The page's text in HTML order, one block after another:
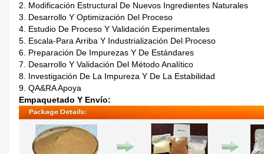
2. Modificación Estructural De Nuevos Ingredientes Naturales
3. Desarrollo Y Optimización Del Proceso
4. Estudio De Proceso Y Validación Experimentales
5. Escala-Para Arriba Y Industrialización Del Proceso
6. Preparación De Impurezas Y De Estándares
7. Desarrollo Y Validación Del Método Analítico
8. Investigación De La Impureza Y De La Estabilidad
9. QA&RA Apoya
Empaquetado Y Envío: